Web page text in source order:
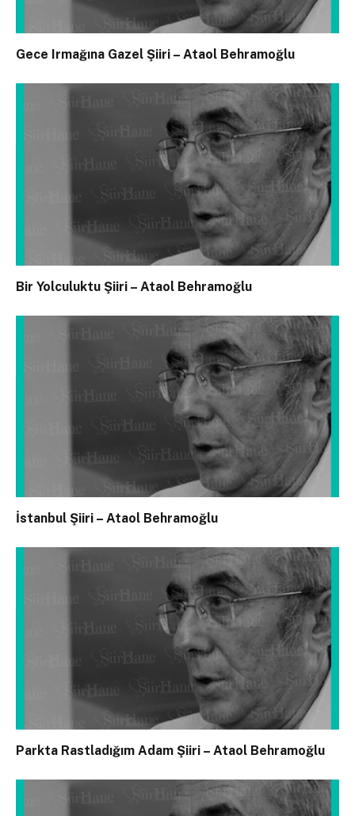
Gece Irmağına Gazel Şiiri – Ataol Behramoğlu
Bir Yolculuktu Şiiri – Ataol Behramoğlu
İstanbul Şiiri – Ataol Behramoğlu
Parkta Rastladığım Adam Şiiri – Ataol Behramoğlu